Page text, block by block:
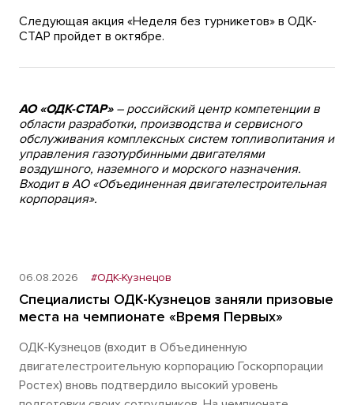
Следующая акция «Неделя без турникетов» в ОДК-
СТАР пройдет в октябре.
АО «ОДК-СТАР»– российский центр компетенции в
области разработки, производства и сервисного
обслуживания комплексных систем топливопитания и
управления газотурбинными двигателями
воздушного, наземного и морского назначения.
Входит в АО «Объединенная двигателестроительная
корпорация».
06.08.2026 #ОДК-Кузнецов
Специалисты ОДК-Кузнецов заняли призовые
места на чемпионате «Время Первых»
ОДК-Кузнецов (входит в Объединенную
двигателестроительную корпорацию Госкорпорации
Ростех) вновь подтвердило высокий уровень